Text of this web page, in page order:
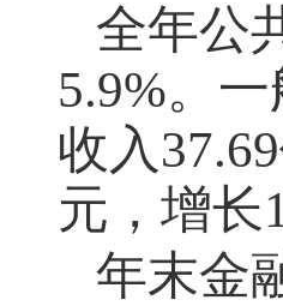
全年公
5.9%。
收入37.69
元，增长
年末金